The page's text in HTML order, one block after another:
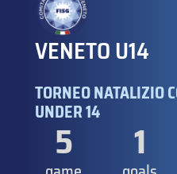
VENETO U14
TORNEO NATALIZIO
UNDER 14
5 1